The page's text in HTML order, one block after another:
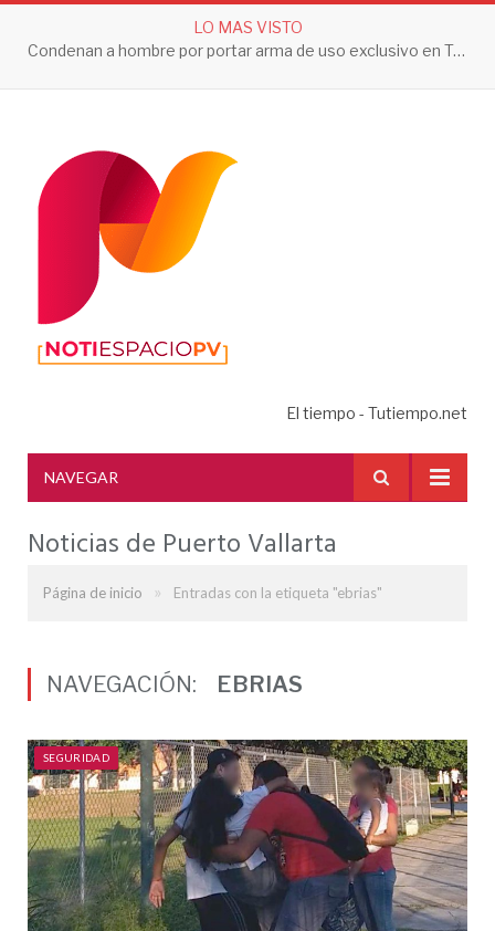
LO MAS VISTO
Condenan a hombre por portar arma de uso exclusivo en Tepic
El tiempo - Tutiempo.net
NAVEGAR
Noticias de Puerto Vallarta
Página de inicio » Entradas con la etiqueta "ebrias"
NAVEGACIÓN: EBRIAS
SEGURIDAD